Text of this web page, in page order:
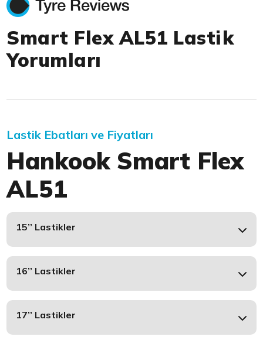
Smart Flex AL51 Lastik
Yorumları
Lastik Ebatları ve Fiyatları
Hankook Smart Flex
AL51
15’’ Lastikler
16’’ Lastikler
17’’ Lastikler